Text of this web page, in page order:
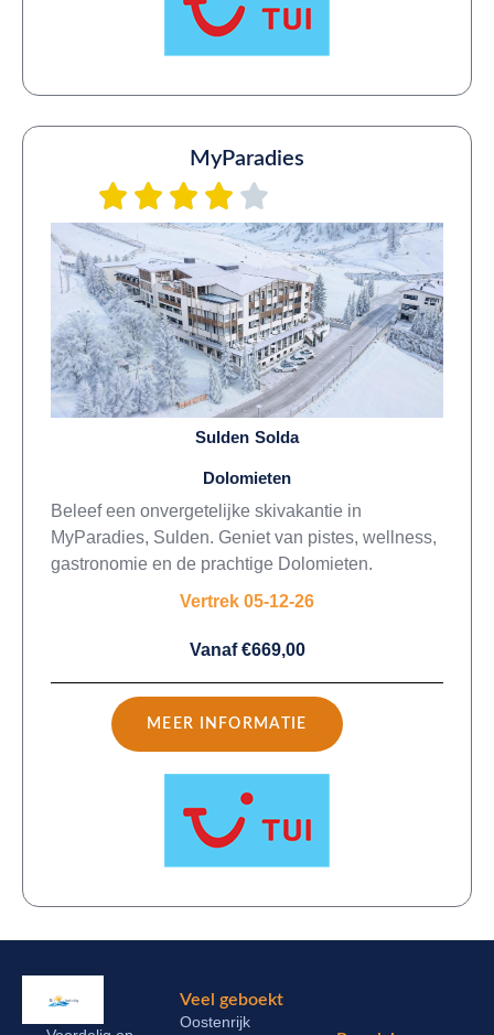
MyParadies
Sulden Solda
Dolomieten
Beleef een onvergetelijke skivakantie in
MyParadies, Sulden. Geniet van pistes, wellness,
gastronomie en de prachtige Dolomieten.
Vertrek 05-12-26
Vanaf €669,00
MEER INFORMATIE
Veel geboekt
Oostenrijk